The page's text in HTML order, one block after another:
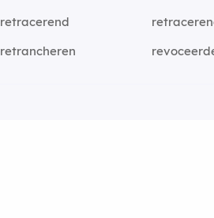
retracerend
retrancheren